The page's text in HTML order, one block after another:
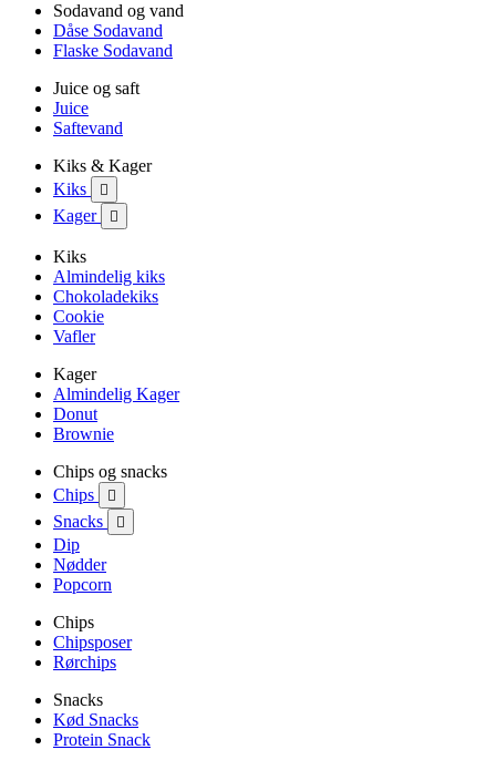
Sodavand og vand
Dåse Sodavand
Flaske Sodavand
Juice og saft
Juice
Saftevand
Kiks & Kager
Kiks

Kager 
Kiks
Almindelig kiks
Chokoladekiks
Cookie
Vafler
Kager
Almindelig Kager
Donut
Brownie
Chips og snacks
Chips

Snacks 
Dip
Nødder
Popcorn
Chips
Chipsposer
Rørchips
Snacks
Kød Snacks
Protein Snack